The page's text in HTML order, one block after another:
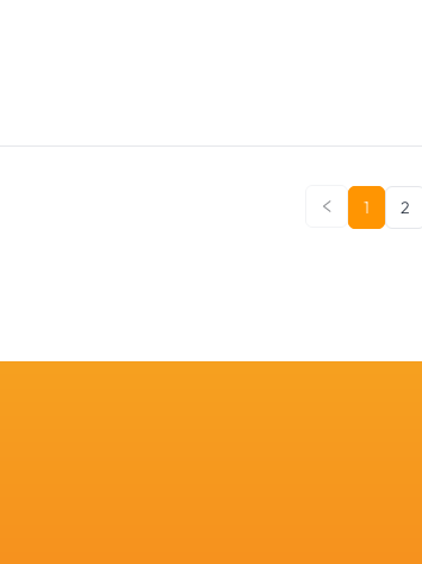
1 2